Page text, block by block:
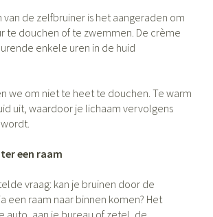
van de zelfbruiner is het aangeraden om
te douchen of te zwemmen. De crème
enkele uren in de huid
we om niet te heet te douchen. Te warm
uit, waardoor je lichaam vervolgens
een raam
vraag: kan je bruinen door de
een raam naar binnen komen? Het